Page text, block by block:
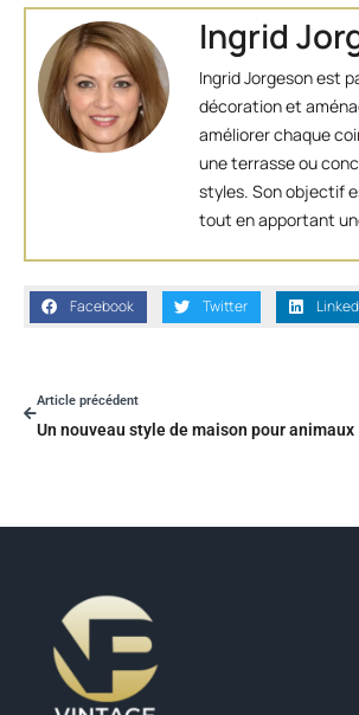
Ingrid
Ingrid Jorgeson est
décoration et
améliorer chaque
une terrasse ou
styles. Son objectif
tout en apportant
Facebook Twitter
Article précédent
Un nouveau style de maison pour animaux